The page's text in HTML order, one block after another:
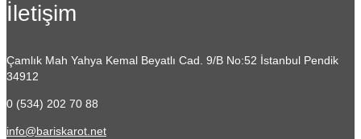
İletişim
Çamlık Mah Yahya Kemal Beyatlı Cad. 9/B No:52 İstanbul Pendik
34912
0 (534) 202 70 88
info@bariskarot.net